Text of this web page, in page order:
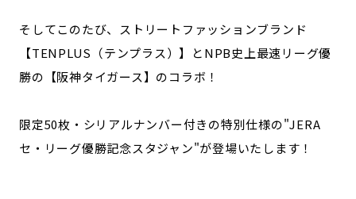
そしてこのたび、ストリートファッションブランド
【TENPLUS（テンプラス）】とNPB史上最速リーグ優
勝の【阪神タイガース】のコラボ！
限定50枚・シリアルナンバー付きの特別仕様の"JERA
セ・リーグ優勝記念スタジャン"が登場いたします！